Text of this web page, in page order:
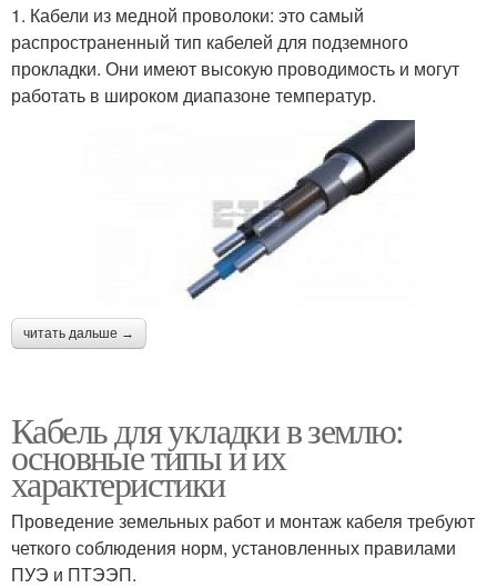
1. Кабели из медной проволоки: это самый
распространенный тип кабелей для подземного
прокладки. Они имеют высокую проводимость и могут
работать в широком диапазоне температур.
читать дальше →
Кабель для укладки в землю:
основные типы и их
характеристики
Проведение земельных работ и монтаж кабеля требуют
четкого соблюдения норм, установленных правилами
ПУЭ и ПТЭЭП.